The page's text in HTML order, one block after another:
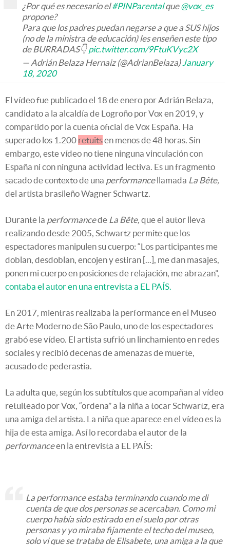
¿Por qué es necesario el#PINParentalque@vox_es
propone?
Para que los padres puedan negarse a que a SUS hijos
(no de la ministra de educación) les enseñen este tipo
de BURRADAS👇pic.twitter.com/9FtuKVyc2X
— Adrián Belaza Hernaiz (@AdrianBelaza) January
18, 2020
El vídeo fue publicado el 18 de enero por Adrián Belaza,
candidato a la alcaldía de Logroño por Vox en 2019, y
compartido por la cuenta oficial de Vox España. Ha
superado los 1.200 retuitsen menos de 48 horas. Sin
embargo, este vídeo no tiene ninguna vinculación con
España ni con ninguna actividad lectiva. Es un fragmento
sacado de contexto de una performancellamada La Bête,
del artista brasileño Wagner Schwartz.
Durante la performancede La Bête, que el autor lleva
realizando desde 2005, Schwartz permite que los
espectadores manipulen su cuerpo: “Los participantes me
doblan, desdoblan, encojen y estiran [...], me dan masajes,
ponen mi cuerpo en posiciones de relajación, me abrazan”,
contaba el autor en una entrevista a EL PAÍS.
En 2017, mientras realizaba la performance en el Museo
de Arte Moderno de São Paulo, uno de los espectadores
grabó ese vídeo. El artista sufrió un linchamiento en redes
sociales y recibió decenas de amenazas de muerte,
acusado de pederastia.
La adulta que, según los subtítulos que acompañan al vídeo
retuiteado por Vox, “ordena” a la niña a tocar Schwartz, era
una amiga del artista. La niña que aparece en el vídeo es la
hija de esta amiga. Así lo recordaba el autor de la
performanceen la entrevista a EL PAÍS:
La performanceestaba terminando cuando me di
cuenta de que dos personas se acercaban. Como mi
cuerpo había sido estirado en el suelo por otras
personas y yo miraba fijamente el techo del museo,
solo vi que se trataba de Elisabete, una amiga a la que